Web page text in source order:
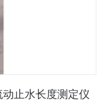
止水长度测定仪